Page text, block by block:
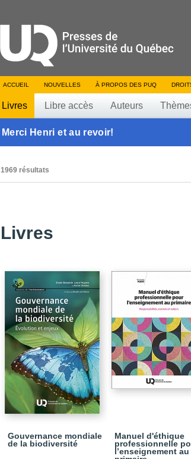
ACCUEIL NOUVELLES À PROPOS DES PUQ
Livres Libre accès Auteurs
Merci Henri et au revoir!
1969 résultats
Livres
Gouvernance mondiale
de la biodiversité
Manuel d'éthique
professionnelle
l’enseignement au